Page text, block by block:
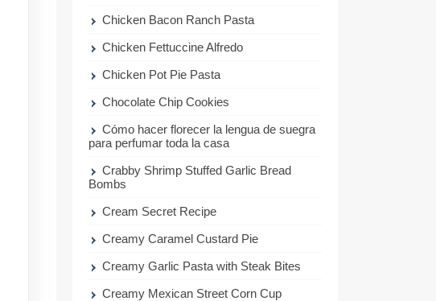
Chicken Bacon Ranch Pasta
Chicken Fettuccine Alfredo
Chicken Pot Pie Pasta
Chocolate Chip Cookies
Cómo hacer florecer la lengua de suegra
para perfumar toda la casa
Crabby Shrimp Stuffed Garlic Bread
Bombs
Cream Secret Recipe
Creamy Caramel Custard Pie
Creamy Garlic Pasta with Steak Bites
Creamy Mexican Street Corn Cup